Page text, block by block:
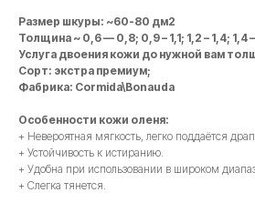
Размер шкуры: ~60-80 дм2
Толщина ~ 0,6 — 0,8; 0,9 – 1,1; 1,2 – 1,4; 1,4
Услуга двоения кожи до нужной вам
Сорт: экстра премиум;
Фабрика: Cormida\Bonauda
Особенности кожи оленя:
+ Невероятная мягкость, легко поддаётся
+ Устойчивость к истиранию.
+ Удобна при использовании в широком
+ Слегка тянется.